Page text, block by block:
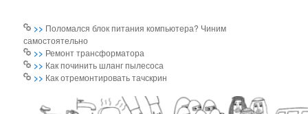
>> Поломался блок питания компьютера? Чиним
самостоятельно
>> Ремонт трансформатора
>> Как починить шланг пылесоса
>> Как отремонтировать тачскрин